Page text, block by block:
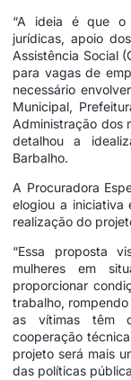
“A ideia é que o
jurídicas, apoio
Assistência Social
para vagas de
necessário
Municipal,
Administração dos
detalhou a
Barbalho.
A Procuradora
elogiou a iniciativa
realização do
“Essa proposta
mulheres em
proporcionar
trabalho,
as vítimas têm
cooperação
projeto será mais
das políticas